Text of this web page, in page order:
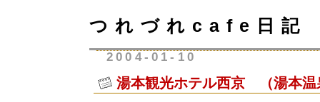
つれづれcafe日記
2004-01-10
湯本観光ホテル西京 （湯本温